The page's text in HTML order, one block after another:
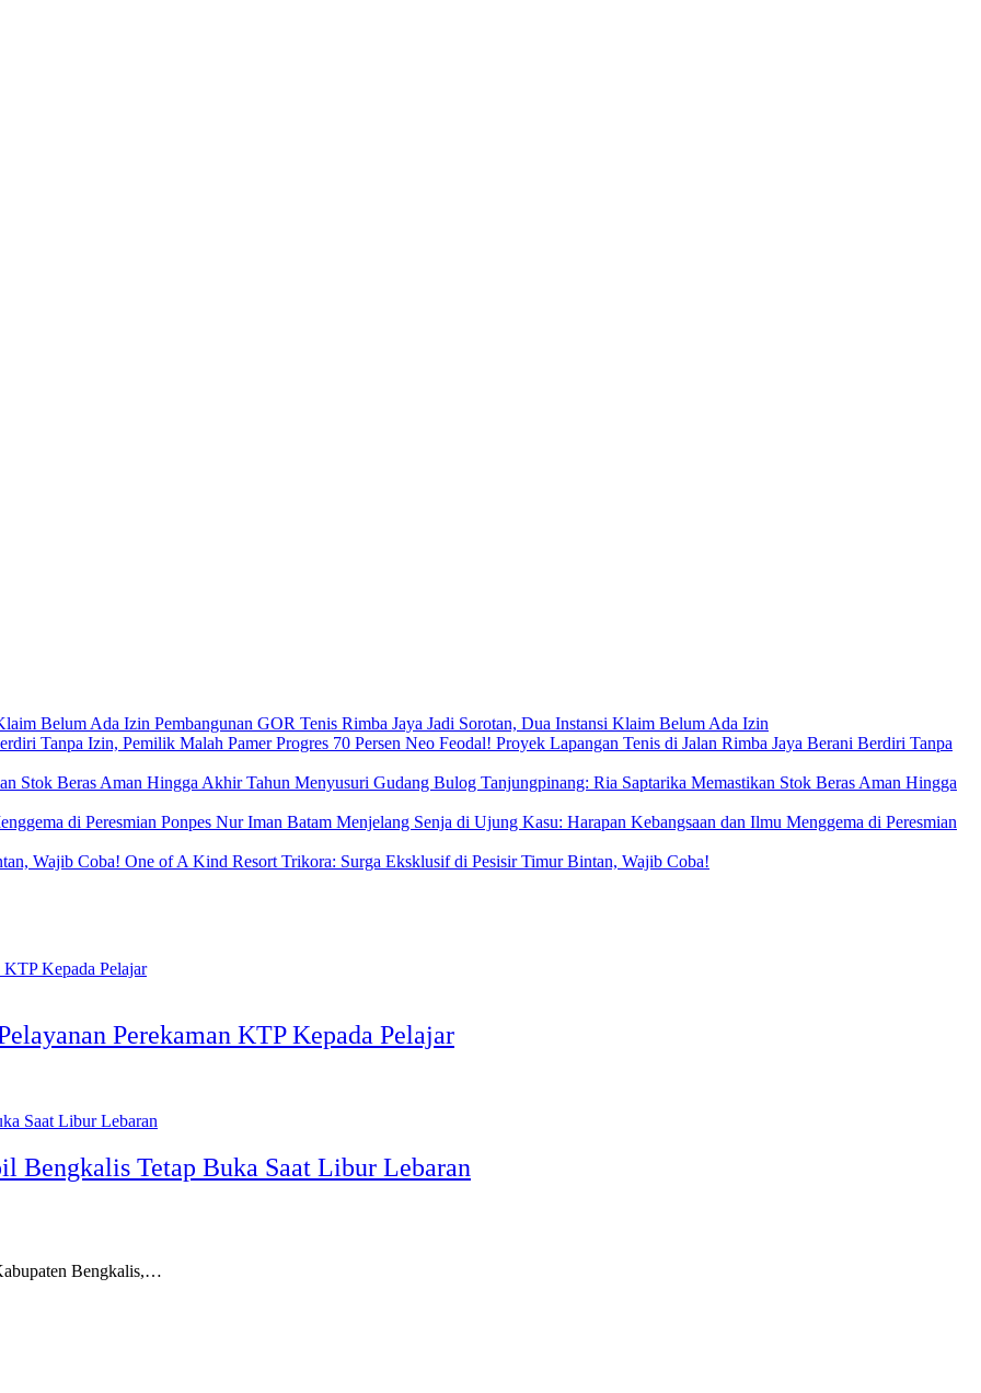
Pembangunan GOR Tenis Rimba Jaya Jadi Sorotan, Dua Instansi Klaim Belum Ada Izin
Neo Feodal! Proyek Lapangan Tenis di Jalan Rimba Jaya Berani Berdiri Tanpa
Menyusuri Gudang Bulog Tanjungpinang: Ria Saptarika Memastikan Stok Beras Aman Hingga
Menjelang Senja di Ujung Kasu: Harapan Kebangsaan dan Ilmu Menggema di Peresmian
One of A Kind Resort Trikora: Surga Eksklusif di Pesisir Timur Bintan, Wajib Coba!
Perekaman KTP Kepada Pelajar
Bengkalis Tetap Buka Saat Libur Lebaran
Bengkalis,…